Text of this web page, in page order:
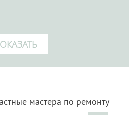
мастера по ремонту